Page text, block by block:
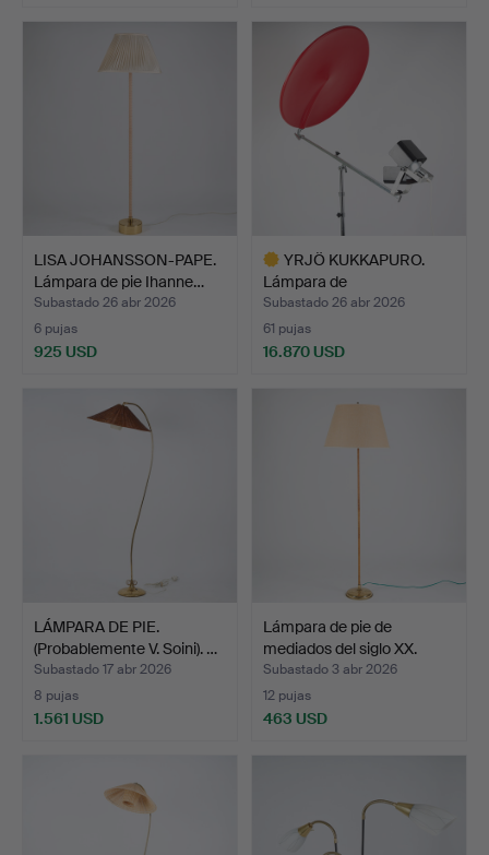
LISA JOHANSSON-PAPE.
Lámpara de pie Ihanne…
Subastado 26 abr 2026
6 pujas
925 USD
YRJÖ KUKKAPURO.
Lámpara de
arquitecto/lámp…
Subastado 26 abr 2026
61 pujas
16.870 USD
seleccionado
LÁMPARA DE PIE.
(Probablemente V. Soini). …
Subastado 17 abr 2026
8 pujas
1.561 USD
Lámpara de pie de
mediados del siglo XX.
Subastado 3 abr 2026
12 pujas
463 USD